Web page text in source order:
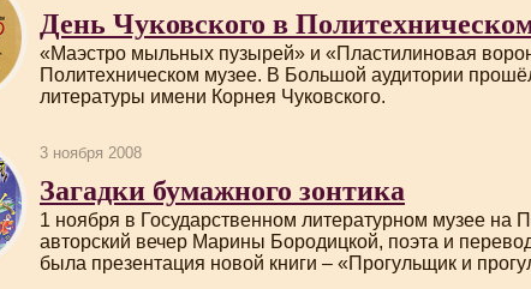
День Чуковского в
«Маэстро мыльных пузырей» и «Пластилиновая
Политехническом музее. В Большой аудитории
литературы имени Корнея Чуковского.
3 ноября 2008
Загадки бумажного зонтика
1 ноября в Государственном литературном музее на
авторский вечер Марины Бородицкой, поэта и
была презентация новой книги – «Прогульщик и